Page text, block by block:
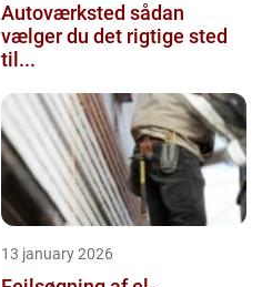
Autoværksted sådan
vælger du det rigtige sted
til...
13 january 2026